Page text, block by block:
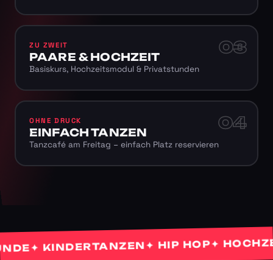
03
ZU ZWEIT
PAARE & HOCHZEIT
Basiskurs, Hochzeitsmodul & Privatstunden
04
OHNE DRUCK
EINFACH TANZEN
Tanzcafé am Freitag – einfach Platz reservieren
✦ KINDERTANZEN✦ HIP HOP ✦